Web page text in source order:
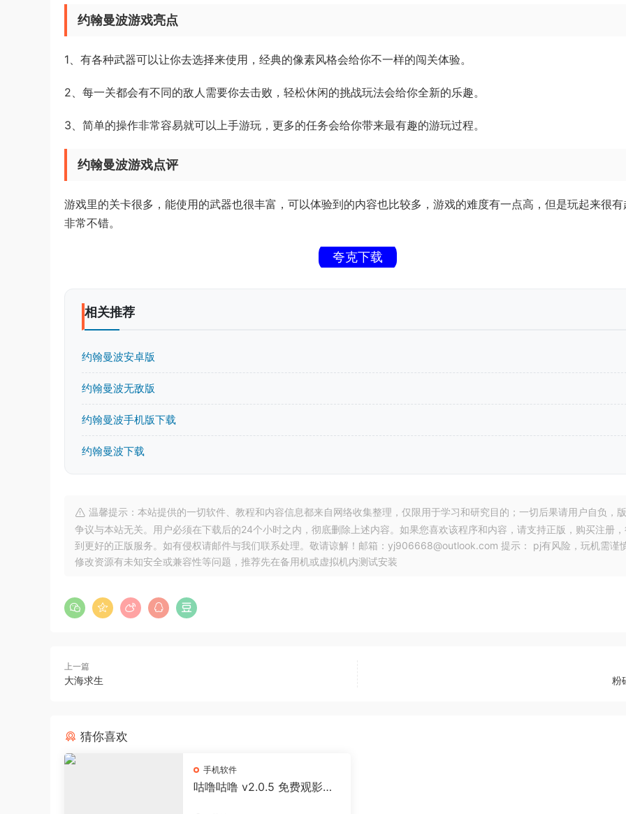
约翰曼波游戏亮点
1、有各种武器可以让你去选择来使用，经典的像素风格会给你不一样的闯关体验。
2、每一关都会有不同的敌人需要你去击败，轻松休闲的挑战玩法会给你全新的乐趣。
3、简单的操作非常容易就可以上手游玩，更多的任务会给你带来最有趣的游玩过程。
约翰曼波游戏点评
游戏里的关卡很多，能使用的武器也很丰富，可以体验到的内容也比较多，游戏的难度有一点高，但是玩起来很有
非常不错。
夸克下载
相关推荐
约翰曼波安卓版
约翰曼波无敌版
约翰曼波手机版下载
约翰曼波下载
温馨提示：本站提供的一切软件、教程和内容信息都来自网络收集整理，仅限用于学习和研究目的；一切后果请用户自负，
争议与本站无关。用户必须在下载后的24个小时之内，彻底删除上述内容。如果您喜欢该程序和内容，请支持正版，购买注册
到更好的正版服务。如有侵权请邮件与我们联系处理。敬请谅解！邮箱：yj906668@outlook.com 提示： pj有风险，玩机需谨
修改资源有未知安全或兼容性等问题，推荐先在备用机或虚拟机内测试安装
上一篇
大海求生 粉
猜你喜欢
手机软件
咕噜咕噜 v2.0.5 免费观影神